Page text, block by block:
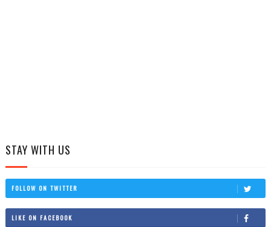
STAY WITH US
FOLLOW ON TWITTER
LIKE ON FACEBOOK